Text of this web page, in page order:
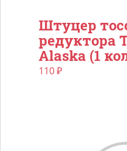
Штуцер
редуктора
Alaska (1
110₽